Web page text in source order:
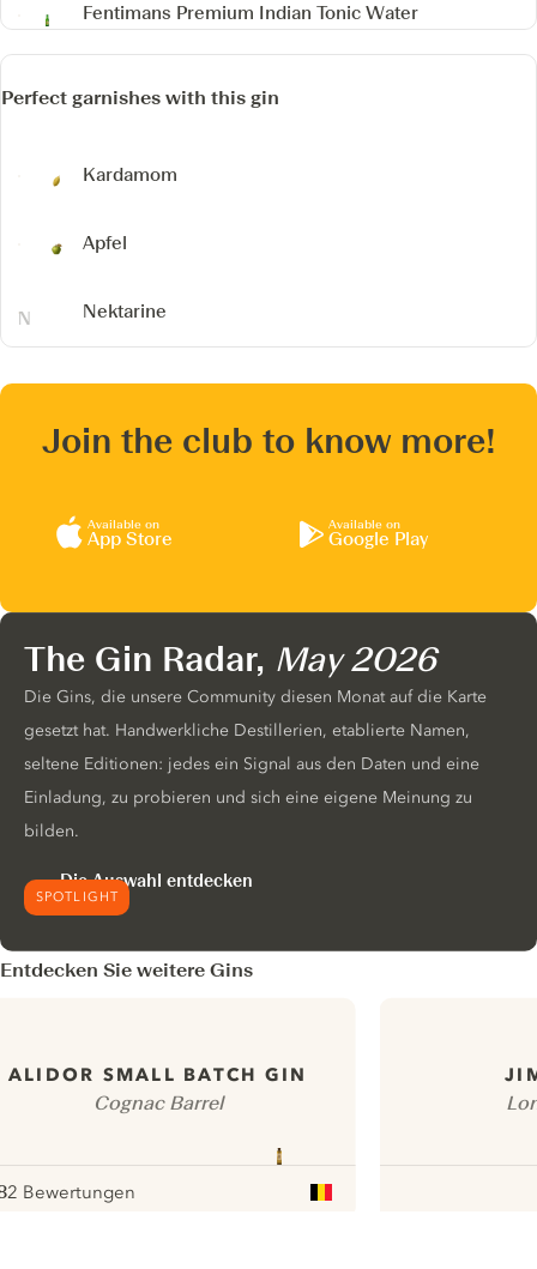
Fentimans Premium Indian Tonic Water
Perfect garnishes with this gin
Kardamom
Apfel
Nektarine
Join the club to know more!
Available on
App Store
Available on
Google Play
SPOTLIGHT
The Gin Radar, May 2026
Die Gins, die unsere Community diesen Monat auf die Karte
gesetzt hat. Handwerkliche Destillerien, etablierte Namen,
seltene Editionen: jedes ein Signal aus den Daten und eine
Einladung, zu probieren und sich eine eigene Meinung zu
bilden.
Die Auswahl entdecken
Entdecken Sie weitere Gins
ALIDOR SMALL BATCH GIN
Cognac Barrel
2 Bewertungen